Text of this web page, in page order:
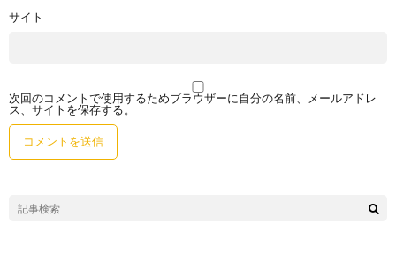
サイト
次回のコメントで使用するためブラウザーに自分の名前、メールアドレ
ス、サイトを保存する。